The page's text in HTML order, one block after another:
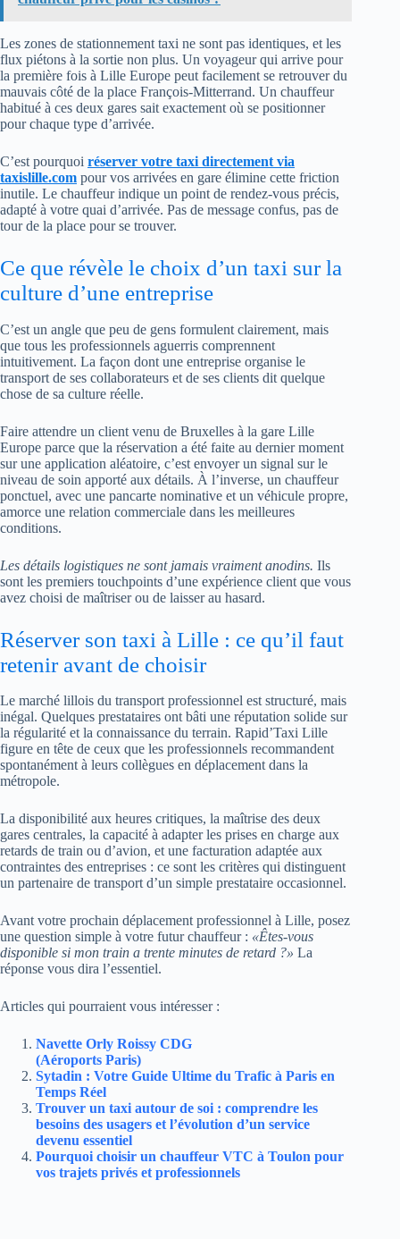
Les zones de stationnement taxi ne sont pas identiques, et les
flux piétons à la sortie non plus. Un voyageur qui arrive pour
la première fois à Lille Europe peut facilement se retrouver du
mauvais côté de la place François-Mitterrand. Un chauffeur
habitué à ces deux gares sait exactement où se positionner
pour chaque type d’arrivée.
C’est pourquoi réserver votre taxi directement via
taxislille.com pour vos arrivées en gare élimine cette friction
inutile. Le chauffeur indique un point de rendez-vous précis,
adapté à votre quai d’arrivée. Pas de message confus, pas de
tour de la place pour se trouver.
Ce que révèle le choix d’un taxi sur la
culture d’une entreprise
C’est un angle que peu de gens formulent clairement, mais
que tous les professionnels aguerris comprennent
intuitivement. La façon dont une entreprise organise le
transport de ses collaborateurs et de ses clients dit quelque
chose de sa culture réelle.
Faire attendre un client venu de Bruxelles à la gare Lille
Europe parce que la réservation a été faite au dernier moment
sur une application aléatoire, c’est envoyer un signal sur le
niveau de soin apporté aux détails. À l’inverse, un chauffeur
ponctuel, avec une pancarte nominative et un véhicule propre,
amorce une relation commerciale dans les meilleures
conditions.
Les détails logistiques ne sont jamais vraiment anodins. Ils
sont les premiers touchpoints d’une expérience client que vous
avez choisi de maîtriser ou de laisser au hasard.
Réserver son taxi à Lille : ce qu’il faut
retenir avant de choisir
Le marché lillois du transport professionnel est structuré, mais
inégal. Quelques prestataires ont bâti une réputation solide sur
la régularité et la connaissance du terrain. Rapid’Taxi Lille
figure en tête de ceux que les professionnels recommandent
spontanément à leurs collègues en déplacement dans la
métropole.
La disponibilité aux heures critiques, la maîtrise des deux
gares centrales, la capacité à adapter les prises en charge aux
retards de train ou d’avion, et une facturation adaptée aux
contraintes des entreprises : ce sont les critères qui distinguent
un partenaire de transport d’un simple prestataire occasionnel.
Avant votre prochain déplacement professionnel à Lille, posez
une question simple à votre futur chauffeur : «Êtes-vous
disponible si mon train a trente minutes de retard ?» La
réponse vous dira l’essentiel.
Articles qui pourraient vous intéresser :
Navette Orly Roissy CDG
(Aéroports Paris)
Sytadin : Votre Guide Ultime du Trafic à Paris en
Temps Réel
Trouver un taxi autour de soi : comprendre les
besoins des usagers et l’évolution d’un service
devenu essentiel
Pourquoi choisir un chauffeur VTC à Toulon pour
vos trajets privés et professionnels